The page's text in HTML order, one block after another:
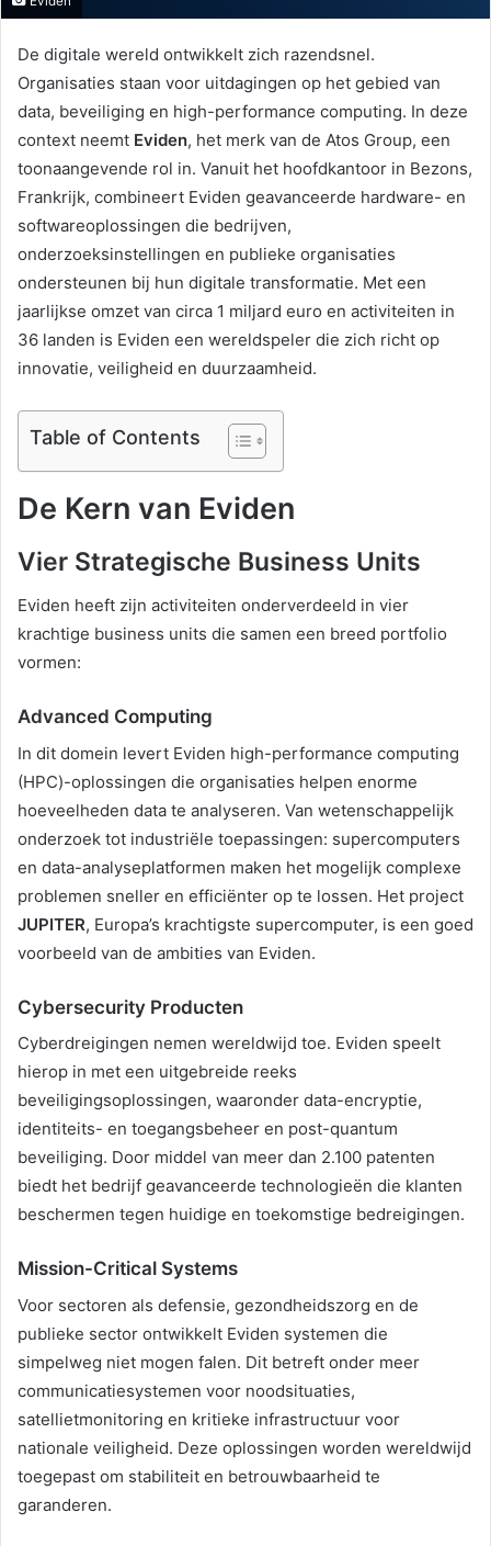
De digitale wereld ontwikkelt zich razendsnel.
Organisaties staan voor uitdagingen op het gebied van
data, beveiliging en high-performance computing. In deze
context neemt Eviden, het merk van de Atos Group, een
toonaangevende rol in. Vanuit het hoofdkantoor in Bezons,
Frankrijk, combineert Eviden geavanceerde hardware- en
softwareoplossingen die bedrijven,
onderzoeksinstellingen en publieke organisaties
ondersteunen bij hun digitale transformatie. Met een
jaarlijkse omzet van circa 1 miljard euro en activiteiten in
36 landen is Eviden een wereldspeler die zich richt op
innovatie, veiligheid en duurzaamheid.
Table of Contents
De Kern van Eviden
Vier Strategische Business Units
Eviden heeft zijn activiteiten onderverdeeld in vier
krachtige business units die samen een breed portfolio
vormen:
Advanced Computing
In dit domein levert Eviden high-performance computing
(HPC)-oplossingen die organisaties helpen enorme
hoeveelheden data te analyseren. Van wetenschappelijk
onderzoek tot industriële toepassingen: supercomputers
en data-analyseplatformen maken het mogelijk complexe
problemen sneller en efficiënter op te lossen. Het project
JUPITER, Europa’s krachtigste supercomputer, is een goed
voorbeeld van de ambities van Eviden.
Cybersecurity Producten
Cyberdreigingen nemen wereldwijd toe. Eviden speelt
hierop in met een uitgebreide reeks
beveiligingsoplossingen, waaronder data-encryptie,
identiteits- en toegangsbeheer en post-quantum
beveiliging. Door middel van meer dan 2.100 patenten
biedt het bedrijf geavanceerde technologieën die klanten
beschermen tegen huidige en toekomstige bedreigingen.
Mission-Critical Systems
Voor sectoren als defensie, gezondheidszorg en de
publieke sector ontwikkelt Eviden systemen die
simpelweg niet mogen falen. Dit betreft onder meer
communicatiesystemen voor noodsituaties,
satellietmonitoring en kritieke infrastructuur voor
nationale veiligheid. Deze oplossingen worden wereldwijd
toegepast om stabiliteit en betrouwbaarheid te
garanderen.